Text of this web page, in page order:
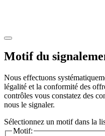
Motif du
Nous effectuons
légalité et la conformité des
contrôles vous constatez des
nous le signaler.
Sélectionnez un motif dans la
Motif: